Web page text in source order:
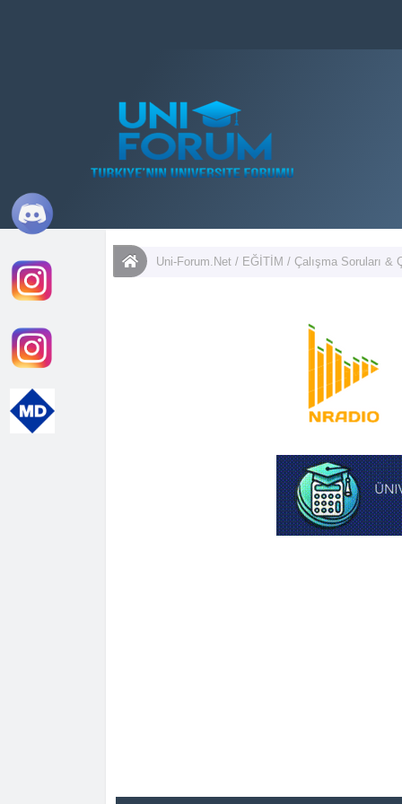
Uni-Forum.Net/ EĞİTİM / Çalışma Soruları &